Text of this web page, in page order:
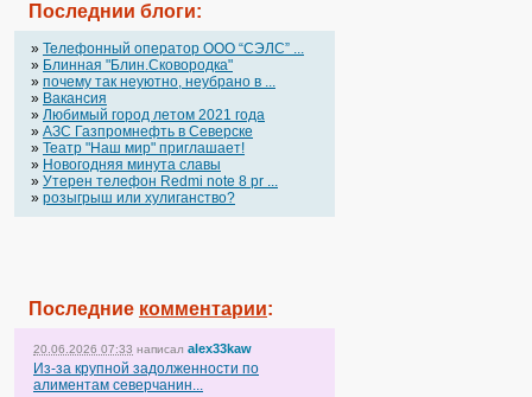
Последнии блоги:
» Телефонный оператор OOO “СЭЛС” ...
» Блинная "Блин.Сковородка"
» почему так неуютно, неубрано в ...
» Вакансия
» Любимый город летом 2021 года
» АЗС Газпромнефть в Северске
» Театр "Наш мир" приглашает!
» Новогодняя минута славы
» Утерен телефон Redmi note 8 pr ...
» розыгрыш или хулиганство?
Последние комментарии:
20.06.2026 07:33 написал alex33kaw
Из-за крупной задолженности по
алиментам северчанин...